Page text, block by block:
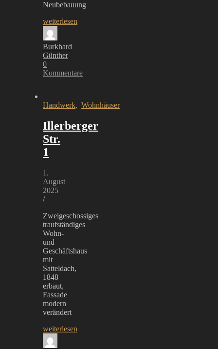
Neubebauung
weiterlesen
Burkhard
Günther
0
Kommentare
Handwerk, Wohnhäuser
Illerberger
Str.
1
1.
August
2025
/
Zweigeschossiges
traufständiges
Wohn-
und
Geschäftshaus
mit
Satteldach,
1848
erbaut,
Fassade
modern
verändert
weiterlesen